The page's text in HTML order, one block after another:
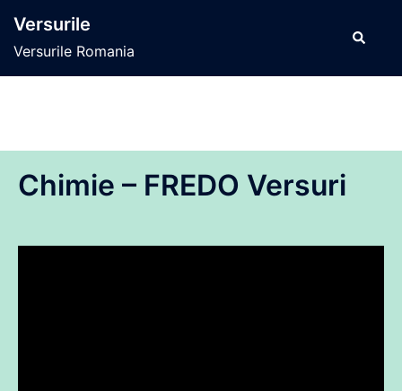
conținut
Versurile
Versurile Romania
Caută
Chimie – FREDO Versuri